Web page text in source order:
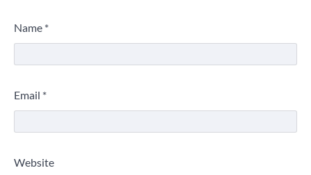
Name *
Email *
Website